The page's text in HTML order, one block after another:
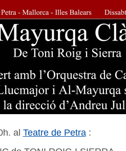
al Teatre de Petra: